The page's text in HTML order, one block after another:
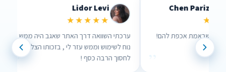
Lidor Levi
★★★★★
ערכתי השוואה דרך האתר שאגב היה ממש
נוח לשימוש וממש עזר לי , בזכותו הצלחתי
לחסוך הרבה כסף !
”
Chen Parizer
אנשים שבאמת אכפת להם!